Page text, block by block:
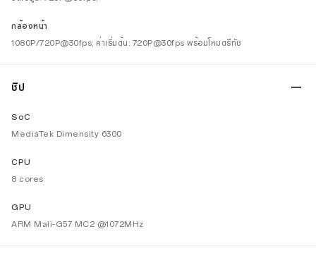
กล้องหน้า
1080P/720P@30fps; ค่าเริ่มต้น: 720P@30fps พร้อมโหมดรีทัช
ชิป
SoC
MediaTek Dimensity 6300
CPU
8 cores
GPU
ARM Mali-G57 MC2 @1072MHz